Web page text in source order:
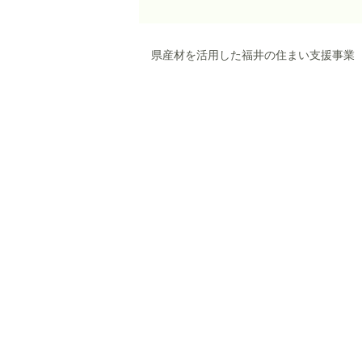
県産材を活用した福井の住まい支援事業